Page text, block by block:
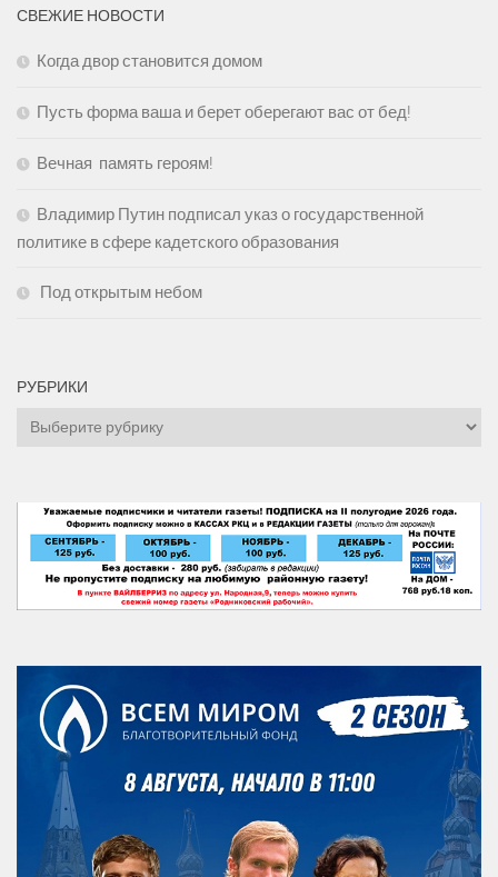
СВЕЖИЕ НОВОСТИ
Когда двор становится домом
Пусть форма ваша и берет оберегают вас от бед!
Вечная память героям!
Владимир Путин подписал указ о государственной
политике в сфере кадетского образования
Под открытым небом
РУБРИКИ
Рубрики